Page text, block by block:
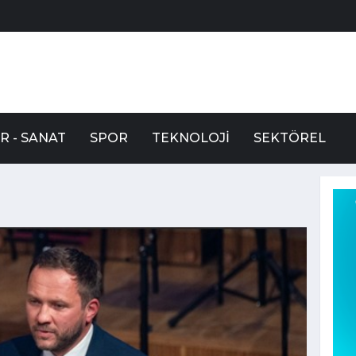
- SANAT SPOR TEKNOLOJI SEKTÖREL